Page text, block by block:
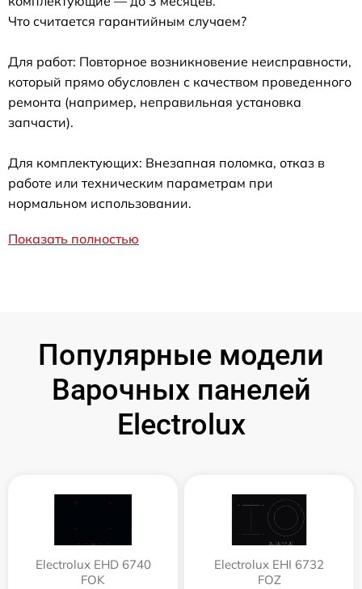
Что считается гарантийным случаем?
Для работ: Повторное возникновение неисправности,
который прямо обусловлен с качеством проведенного
ремонта (например, неправильная установка
запчасти).
Для комплектующих: Внезапная поломка, отказ в
работе или техническим параметрам при
нормальном использовании.
Показать полностью
Популярные модели
Варочных панелей
Electrolux
Electrolux EHD 6740
FOK
Electrolux EHI 6732
FOZ